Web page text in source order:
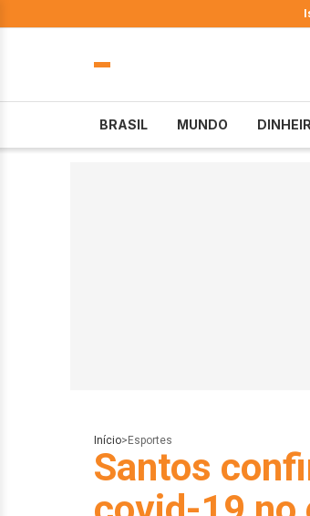
BRASIL MUNDO
Início> Esportes
Santos